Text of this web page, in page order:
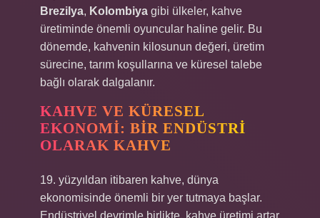
Brezilya, Kolombiya gibi ülkeler, kahve
üretiminde önemli oyuncular haline gelir. Bu
dönemde, kahvenin kilosunun değeri, üretim
sürecine, tarım koşullarına ve küresel talebe
bağlı olarak dalgalanır.
KAHVE VE KÜRESEL
EKONOMI: BIR ENDÜSTRI
OLARAK KAHVE
19. yüzyıldan itibaren kahve, dünya
ekonomisinde önemli bir yer tutmaya başlar.
Endüstriyel devrimle birlikte, kahve üretimi artar